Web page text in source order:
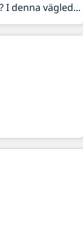
denna vägled...